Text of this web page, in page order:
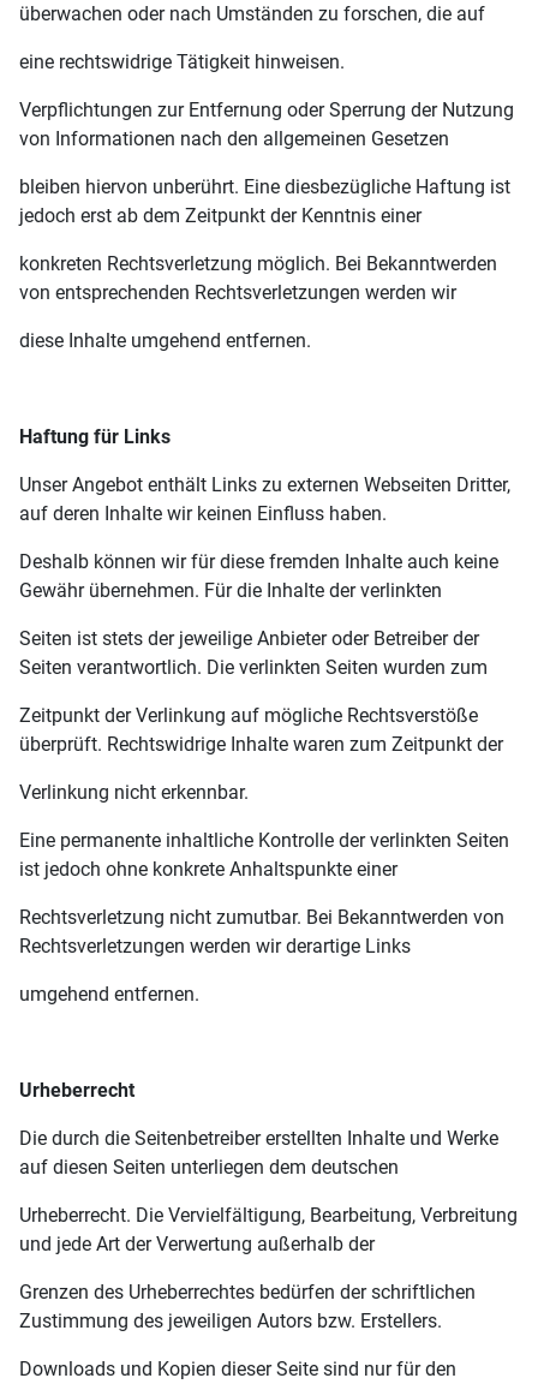
überwachen oder nach Umständen zu forschen, die auf
eine rechtswidrige Tätigkeit hinweisen.
Verpflichtungen zur Entfernung oder Sperrung der Nutzung
von Informationen nach den allgemeinen Gesetzen
bleiben hiervon unberührt. Eine diesbezügliche Haftung ist
jedoch erst ab dem Zeitpunkt der Kenntnis einer
konkreten Rechtsverletzung möglich. Bei Bekanntwerden
von entsprechenden Rechtsverletzungen werden wir
diese Inhalte umgehend entfernen.
Haftung für Links
Unser Angebot enthält Links zu externen Webseiten Dritter,
auf deren Inhalte wir keinen Einfluss haben.
Deshalb können wir für diese fremden Inhalte auch keine
Gewähr übernehmen. Für die Inhalte der verlinkten
Seiten ist stets der jeweilige Anbieter oder Betreiber der
Seiten verantwortlich. Die verlinkten Seiten wurden zum
Zeitpunkt der Verlinkung auf mögliche Rechtsverstöße
überprüft. Rechtswidrige Inhalte waren zum Zeitpunkt der
Verlinkung nicht erkennbar.
Eine permanente inhaltliche Kontrolle der verlinkten Seiten
ist jedoch ohne konkrete Anhaltspunkte einer
Rechtsverletzung nicht zumutbar. Bei Bekanntwerden von
Rechtsverletzungen werden wir derartige Links
umgehend entfernen.
Urheberrecht
Die durch die Seitenbetreiber erstellten Inhalte und Werke
auf diesen Seiten unterliegen dem deutschen
Urheberrecht. Die Vervielfältigung, Bearbeitung, Verbreitung
und jede Art der Verwertung außerhalb der
Grenzen des Urheberrechtes bedürfen der schriftlichen
Zustimmung des jeweiligen Autors bzw. Erstellers.
Downloads und Kopien dieser Seite sind nur für den